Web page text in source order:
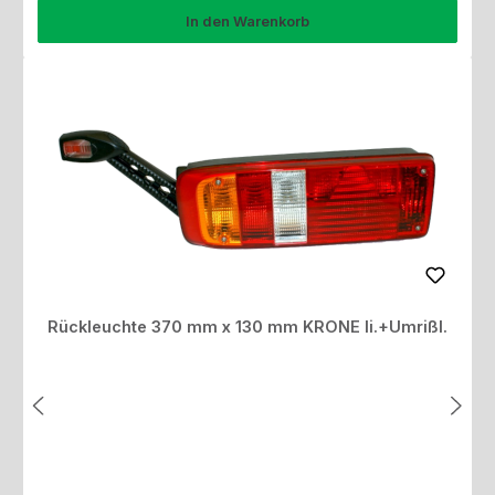
In den Warenkorb
Rückleuchte 370 mm x 130 mm KRONE li.+Umrißl.